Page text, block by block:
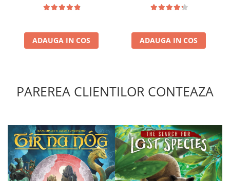
ADAUGA IN COS ADAUGA IN COS
PAREREA CLIENTILOR CONTEAZA